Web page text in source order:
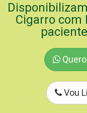
Cigarro com
Vou